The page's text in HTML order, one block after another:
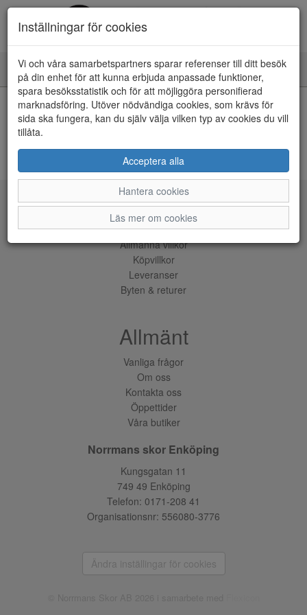
Toggle
navigation
HEM
Kunde inte hitta några artiklar...
ÅNGRA KÖP
Inställningar för cookies
Vi och våra samarbetspartners sparar referenser till ditt besök
på din enhet för att kunna erbjuda anpassade funktioner,
spara besöksstatistik och för att möjliggöra personifierad
marknadsföring. Utöver nödvändiga cookies, som krävs för
sida ska fungera, kan du själv välja vilken typ av cookies du vill
tillåta.
Acceptera alla
Hantera cookies
Läs mer om cookies
Tjänster
Allmänna villkor
Köpvillkor
Leveranser
Byten & returer
Allmänt
Vanliga frågor
Om oss
Kontakta oss
Öppettider
Våra butiker
Norrmans skor Enköping
Kungsgatan 11
749 49 Enköping
Telefon: 0171-208 41
Organisationsnr: 556080-3776
Ändra inställingar för cookies